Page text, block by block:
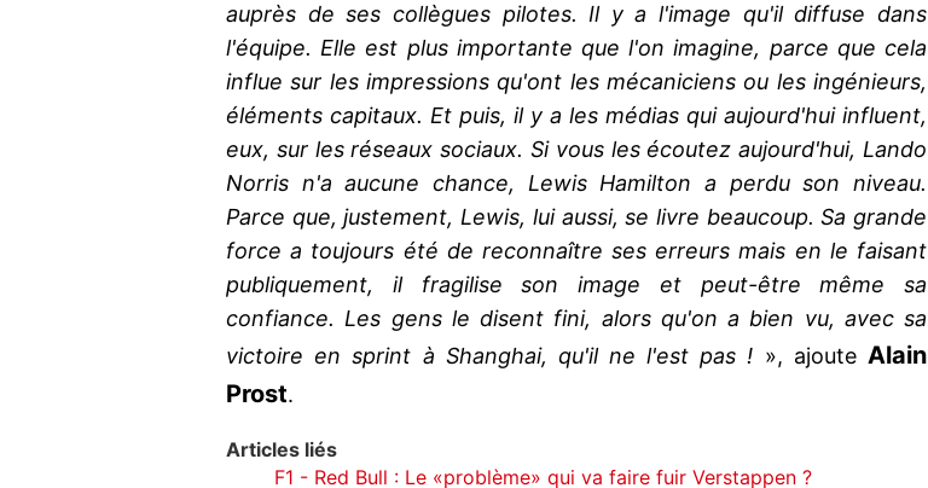
auprès de ses collègues pilotes. Il y a l'image qu'il diffuse dans
l'équipe. Elle est plus importante que l'on imagine, parce que cela
influe sur les impressions qu'ont les mécaniciens ou les ingénieurs,
éléments capitaux. Et puis, il y a les médias qui aujourd'hui influent,
eux, sur les réseaux sociaux. Si vous les écoutez aujourd'hui, Lando
Norris n'a aucune chance, Lewis Hamilton a perdu son niveau.
Parce que, justement, Lewis, lui aussi, se livre beaucoup. Sa grande
force a toujours été de reconnaître ses erreurs mais en le faisant
publiquement, il fragilise son image et peut-être même sa
confiance. Les gens le disent fini, alors qu'on a bien vu, avec sa
victoire en sprint à Shanghai, qu'il ne l'est pas ! », ajouteAlain
Prost.
Articles liés
F1 - Red Bull : Le «problème» qui va faire fuir Verstappen ?